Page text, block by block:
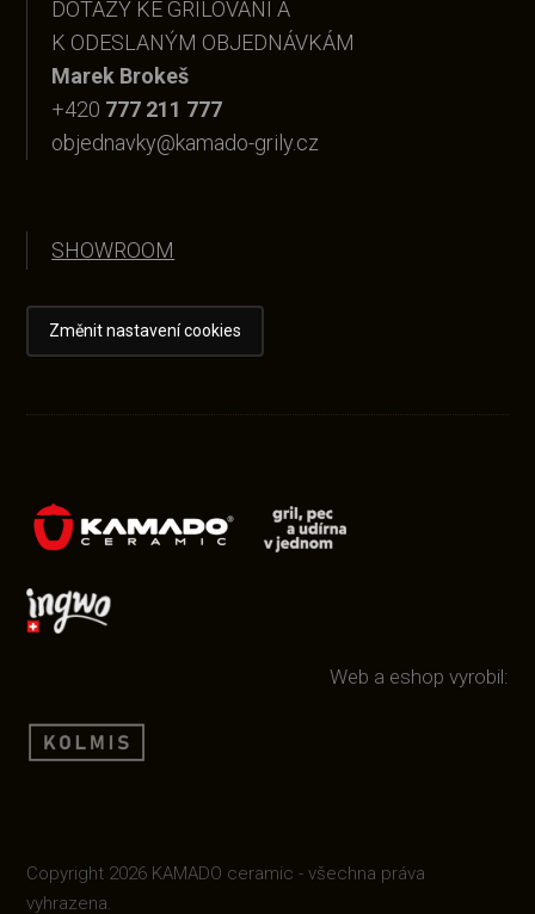
DOTAZY KE GRILOVÁNÍ A
K ODESLANÝM OBJEDNÁVKÁM
Marek Brokeš
+420 777 211 777
objednavky@kamado-grily.cz
SHOWROOM
Změnit nastavení cookies
Web a eshop vyrobil:
Copyright 2026 KAMADO ceramic - všechna práva
vyhrazena.